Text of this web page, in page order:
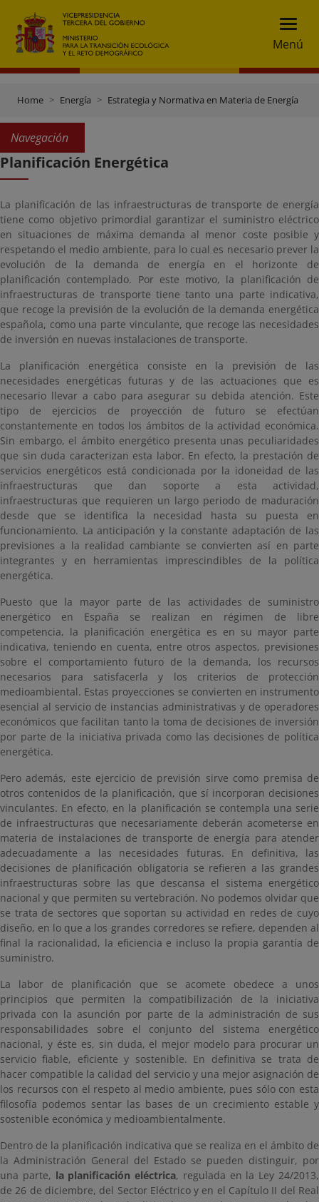
Menú
Home Energía Estrategia y Normativa en Materia de Energía
Navegación
Planificación Energética
La planificación de las infraestructuras de transporte de energía
tiene como objetivo primordial garantizar el suministro eléctrico
en situaciones de máxima demanda al menor coste posible y
respetando el medio ambiente, para lo cual es necesario prever la
evolución de la demanda de energía en el horizonte de
planificación contemplado. Por este motivo, la planificación de
infraestructuras de transporte tiene tanto una parte indicativa,
que recoge la previsión de la evolución de la demanda energética
española, como una parte vinculante, que recoge las necesidades
de inversión en nuevas instalaciones de transporte.
La planificación energética consiste en la previsión de las
necesidades energéticas futuras y de las actuaciones que es
necesario llevar a cabo para asegurar su debida atención. Este
tipo de ejercicios de proyección de futuro se efectúan
constantemente en todos los ámbitos de la actividad económica.
Sin embargo, el ámbito energético presenta unas peculiaridades
que sin duda caracterizan esta labor. En efecto, la prestación de
servicios energéticos está condicionada por la idoneidad de las
infraestructuras que dan soporte a esta actividad,
infraestructuras que requieren un largo periodo de maduración
desde que se identifica la necesidad hasta su puesta en
funcionamiento. La anticipación y la constante adaptación de las
previsiones a la realidad cambiante se convierten así en parte
integrantes y en herramientas imprescindibles de la política
energética.
Puesto que la mayor parte de las actividades de suministro
energético en España se realizan en régimen de libre
competencia, la planificación energética es en su mayor parte
indicativa, teniendo en cuenta, entre otros aspectos, previsiones
sobre el comportamiento futuro de la demanda, los recursos
necesarios para satisfacerla y los criterios de protección
medioambiental. Estas proyecciones se convierten en instrumento
esencial al servicio de instancias administrativas y de operadores
económicos que facilitan tanto la toma de decisiones de inversión
por parte de la iniciativa privada como las decisiones de política
energética.
Pero además, este ejercicio de previsión sirve como premisa de
otros contenidos de la planificación, que sí incorporan decisiones
vinculantes. En efecto, en la planificación se contempla una serie
de infraestructuras que necesariamente deberán acometerse en
materia de instalaciones de transporte de energía para atender
adecuadamente a las necesidades futuras. En definitiva, las
decisiones de planificación obligatoria se refieren a las grandes
infraestructuras sobre las que descansa el sistema energético
nacional y que permiten su vertebración. No podemos olvidar que
se trata de sectores que soportan su actividad en redes de cuyo
diseño, en lo que a los grandes corredores se refiere, dependen al
final la racionalidad, la eficiencia e incluso la propia garantía de
suministro.
La labor de planificación que se acomete obedece a unos
principios que permiten la compatibilización de la iniciativa
privada con la asunción por parte de la administración de sus
responsabilidades sobre el conjunto del sistema energético
nacional, y éste es, sin duda, el mejor modelo para procurar un
servicio fiable, eficiente y sostenible. En definitiva se trata de
hacer compatible la calidad del servicio y una mejor asignación de
los recursos con el respeto al medio ambiente, pues sólo con esta
filosofía podemos sentar las bases de un crecimiento estable y
sostenible económica y medioambientalmente.
Dentro de la planificación indicativa que se realiza en el ámbito de
la Administración General del Estado se pueden distinguir, por
una parte, la planificación eléctrica, regulada en la Ley 24/2013,
de 26 de diciembre, del Sector Eléctrico y en el Capítulo II del Real